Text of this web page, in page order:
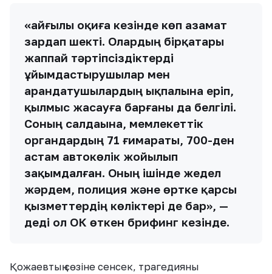
«Қайғылы оқиға кезінде көп азамат
зардап шекті. Олардың бірқатары
жаппай тәртіпсіздіктерді
ұйымдастырушылар мен
арандатушылардың ықпалына еріп,
қылмыс жасауға барғаны да белгілі.
Соның салдаына, мемлекеттік
органдардың 71 ғимараты, 700-ден
астам автокөлік жойылып
зақымдалған. Оның ішінде жедел
жәрдем, полиция және өртке қарсы
қызметтердің көліктері де бар», —
деді ол ОКҚ өткен брифинг кезінде.
Қожаевтың сөзіне сенсек, трагедияны